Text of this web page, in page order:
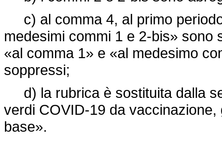
c) al comma 4, al primo
medesimi commi 1 e 2-bis» sono
«al comma 1» e «al medesimo
soppressi;
d) la rubrica è sostituita dalla
verdi COVID-19 da
base».